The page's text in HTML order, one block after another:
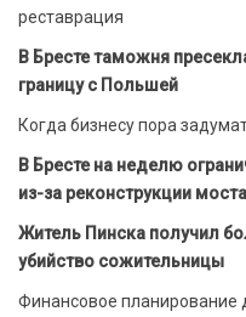
реставрация
В Бресте таможня
границу с Польшей
Когда бизнесу пора
В Бресте на неделю
из-за реконструкции моста
Житель Пинска получил
убийство сожительницы
Финансовое планирование